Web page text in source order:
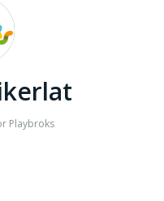
Playbroks